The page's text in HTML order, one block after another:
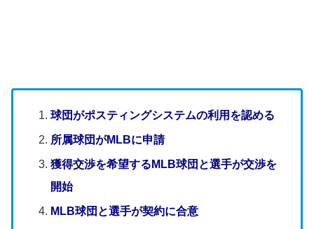
球団がポスティングシステムの利用を認める
所属球団がMLBに申請
獲得交渉を希望するMLB球団と選手が交渉を
開始
MLB球団と選手が契約に合意